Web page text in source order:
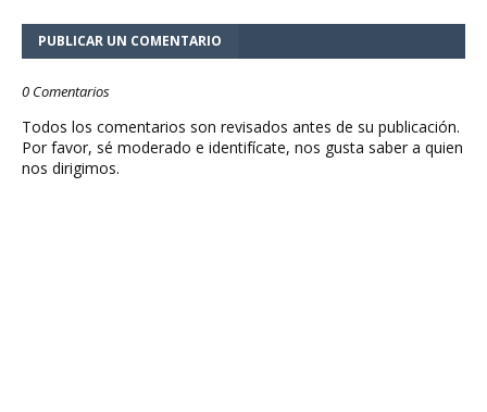
PUBLICAR UN COMENTARIO
0 Comentarios
Todos los comentarios son revisados antes de su publicación.
Por favor, sé moderado e identifícate, nos gusta saber a quien
nos dirigimos.